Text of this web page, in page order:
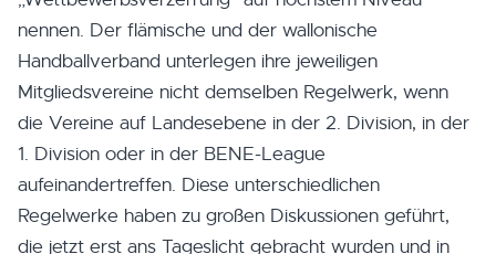
nennen. Der flämische und der wallonische
Handballverband unterlegen ihre jeweiligen
Mitgliedsvereine nicht demselben Regelwerk, wenn
die Vereine auf Landesebene in der 2. Division, in der
1. Division oder in der BENE-League
aufeinandertreffen. Diese unterschiedlichen
Regelwerke haben zu großen Diskussionen geführt,
die jetzt erst ans Tageslicht gebracht wurden und in